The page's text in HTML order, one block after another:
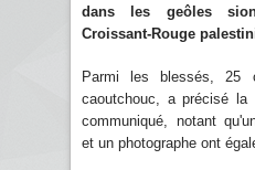
dans les geôles
Croissant-Rouge
Parmi les blessés, 25
caoutchouc, a précisé
communiqué, notant
et un photographe ont